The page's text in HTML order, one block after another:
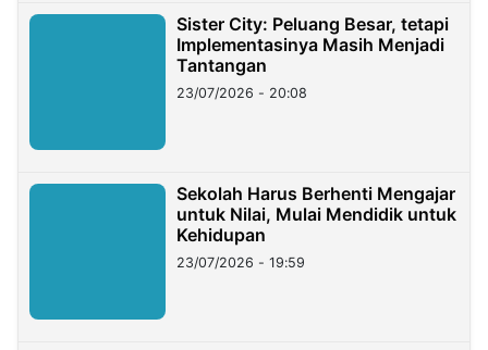
Sister City: Peluang Besar, tetapi
Implementasinya Masih Menjadi
Tantangan
23/07/2026 - 20:08
Sekolah Harus Berhenti Mengajar
untuk Nilai, Mulai Mendidik untuk
Kehidupan
23/07/2026 - 19:59